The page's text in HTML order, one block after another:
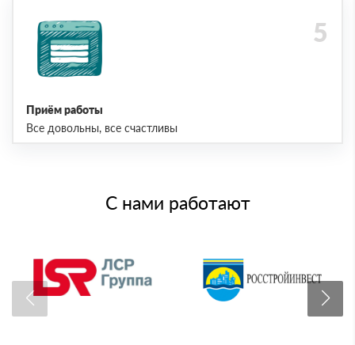
Приём работы
Все довольны, все счастливы
С нами работают